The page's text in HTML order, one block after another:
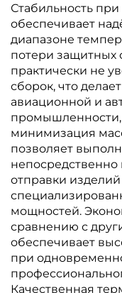
Стабильность
обеспечивает
диапазоне
потери защитных
практически не
сборок, что
авиационной и
промышленности,
минимизация
позволяет
непосредственно
отправки
мощностей.
сравнению с
обеспечивает
при
Качественная